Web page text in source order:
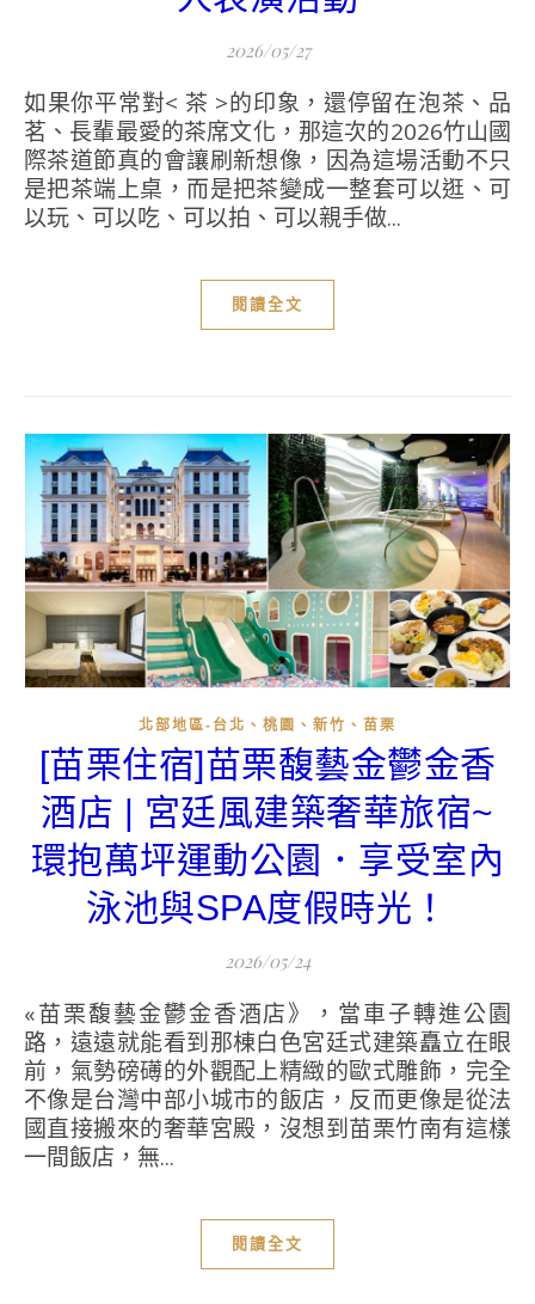
2026/05/27
如果你平常對< 茶 >的印象，還停留在泡茶、品
茗、長輩最愛的茶席文化，那這次的2026竹山國
際茶道節真的會讓刷新想像，因為這場活動不只
是把茶端上桌，而是把茶變成一整套可以逛、可
以玩、可以吃、可以拍、可以親手做...
閱讀全文
北部地區-台北、桃園、新竹、苗栗
[苗栗住宿]苗栗馥藝金鬱金香
酒店 | 宮廷風建築奢華旅宿~
環抱萬坪運動公園．享受室內
泳池與SPA度假時光！
2026/05/24
«苗栗馥藝金鬱金香酒店》，當車子轉進公園
路，遠遠就能看到那棟白色宮廷式建築矗立在眼
前，氣勢磅礡的外觀配上精緻的歐式雕飾，完全
不像是台灣中部小城市的飯店，反而更像是從法
國直接搬來的奢華宮殿，沒想到苗栗竹南有這樣
一間飯店，無...
閱讀全文